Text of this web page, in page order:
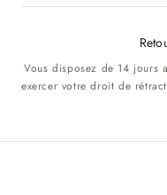
Vous disposez de 14 jours
exercer votre droit de